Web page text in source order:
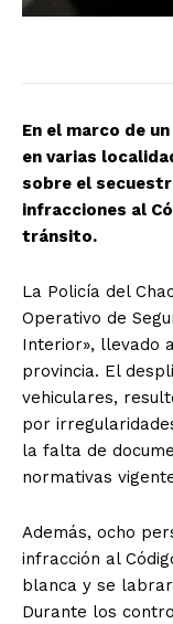
En el marco de
en varias
sobre el
infracciones al
tránsito.
La Policía del
Operativo de
Interior», llevado
provincia. El
vehiculares,
por
la falta de
normativas
Además, ocho
infracción al
blanca y se
Durante los